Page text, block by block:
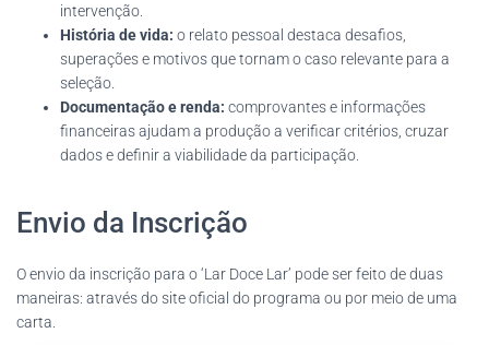
intervenção.
História de vida: o relato pessoal destaca desafios,
superações e motivos que tornam o caso relevante para a
seleção.
Documentação e renda: comprovantes e informações
financeiras ajudam a produção a verificar critérios, cruzar
dados e definir a viabilidade da participação.
Envio da Inscrição
O envio da inscrição para o ‘Lar Doce Lar’ pode ser feito de duas
maneiras: através do site oficial do programa ou por meio de uma
carta.